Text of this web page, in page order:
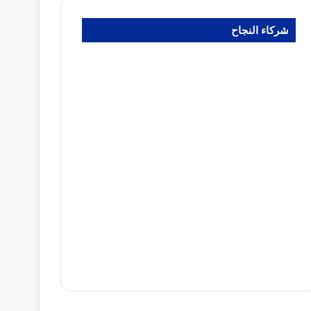
شركاء النجاح